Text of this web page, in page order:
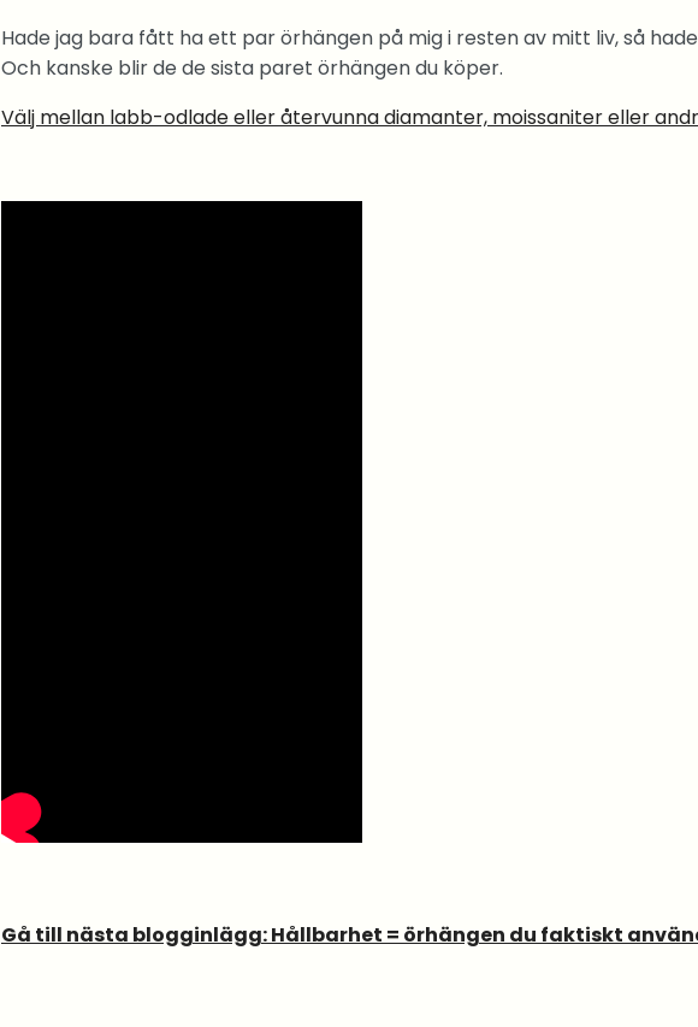
Hade jag bara fått ha ett par örhängen på mig i resten av mitt liv, så
Och kanske blir de de sista paret örhängen du köper.
Välj mellan labb-odlade eller återvunna diamanter, moissaniter eller
Gå till nästa blogginlägg: Hållbarhet = örhängen du faktiskt